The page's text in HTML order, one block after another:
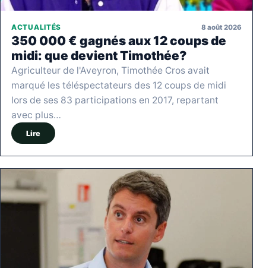
ACTUALITÉS 8 août 2026
350 000 € gagnés aux 12 coups de
midi: que devient Timothée?
Agriculteur de l'Aveyron, Timothée Cros avait
marqué les téléspectateurs des 12 coups de midi
lors de ses 83 participations en 2017, repartant
avec plus…
Lire